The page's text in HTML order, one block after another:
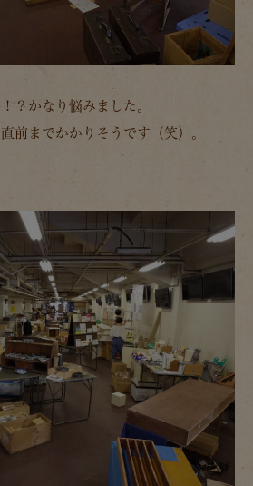
？かなり悩みました。
前までかかりそうです（笑）。